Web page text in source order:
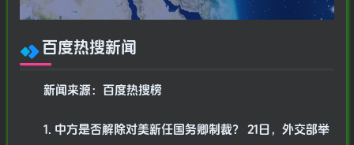
百度热搜新闻
新闻来源：百度热搜榜
1. 中方是否解除对美新任国务卿制裁？ 21日，外交部举